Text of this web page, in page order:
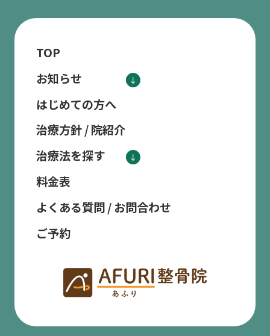
TOP
お知らせ
はじめての方へ
治療方針 / 院紹介
治療法を探す
料金表
よくある質問 / お問合わせ
ご予約